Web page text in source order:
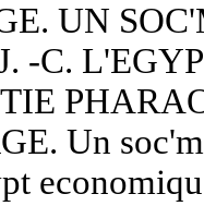
UN
-C.
Un